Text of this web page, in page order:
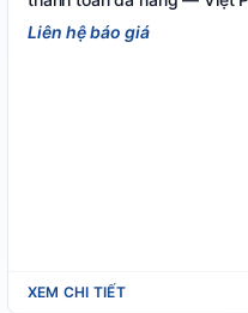
Liên hệ báo giá
XEM CHI TIẾT